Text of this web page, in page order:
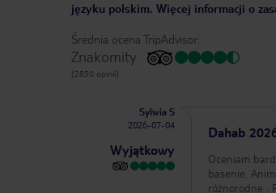
języku polskim. Więcej informacji o
Średnia ocena TripAdvisor:
Znakomity
(2850 opinii)
Sylwia S
2026-07-04
Wyjątkowy
Dahab
Oceniam bardzo
basenie.
różnorodne .